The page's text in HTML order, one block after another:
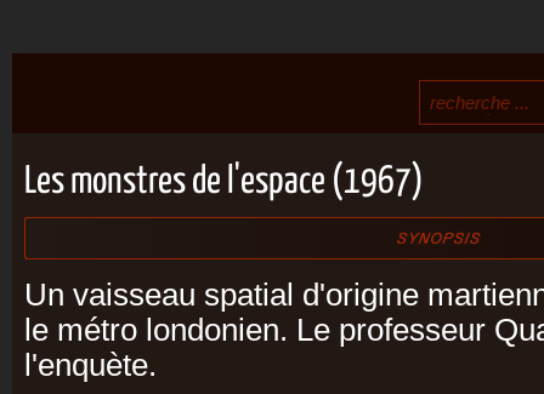
Les monstres de l'espace (1967)
Un vaisseau spatial d'origine
le métro londonien. Le professeur
l'enquète.